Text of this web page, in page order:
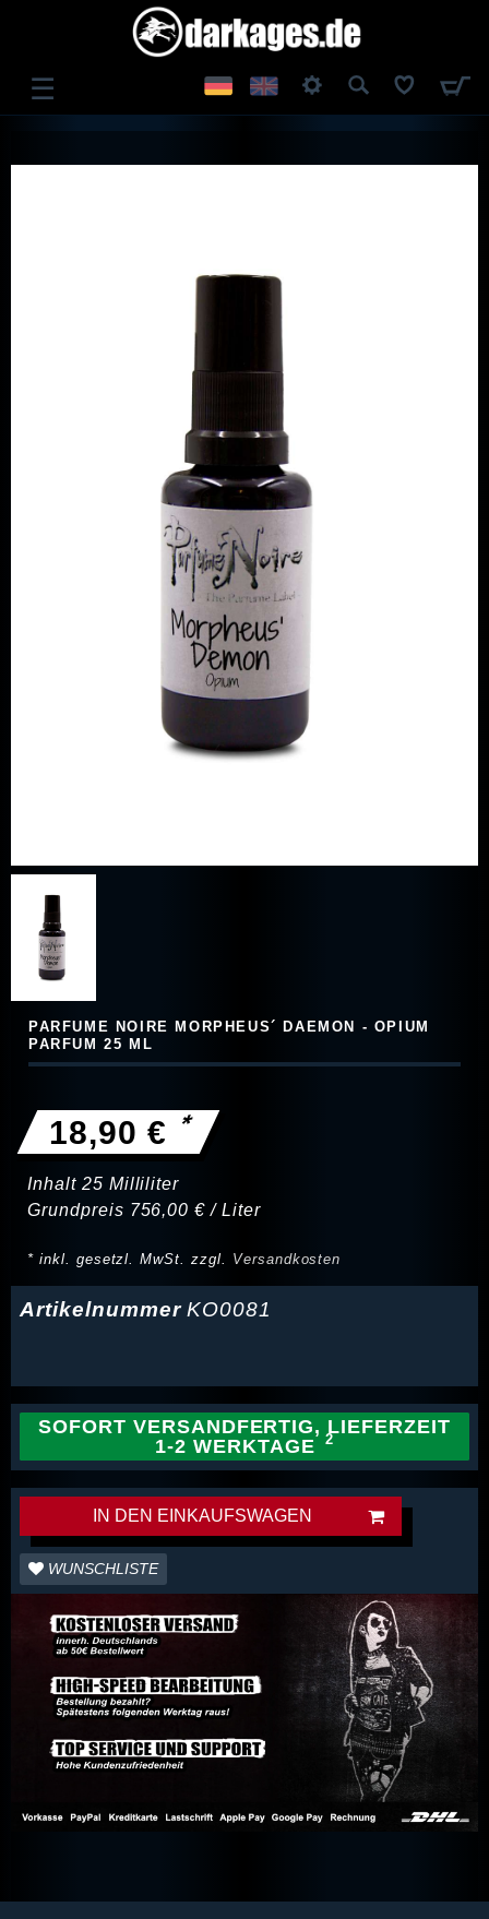
☰
PARFUME NOIRE MORPHEUS´ DAEMON - OPIUM
PARFUM 25 ML
18,90 € *
Inhalt 25 Milliliter
Grundpreis 756,00 € / Liter
* inkl. gesetzl. MwSt. zzgl. Versandkosten
ArtikelnummerKO0081
SOFORT VERSANDFERTIG, LIEFERZEIT
1-2 WERKTAGE
IN DEN EINKAUFSWAGEN
WUNSCHLISTE